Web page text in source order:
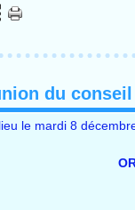
du
le mardi 8